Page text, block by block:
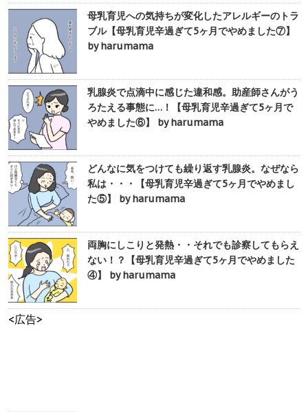
母乳育児への気持ちが変化したアレルギーのトラ
ブル【母乳育児辛過ぎて5ヶ月でやめました⑦】
by harumama
乳腺炎で点滴中に感じた違和感。助産師さんがう
ろたえる事態に…！【母乳育児辛過ぎて5ヶ月で
やめました⑥】 by harumama
どんなに気をつけても繰り返す乳腺炎。なぜなら
私は・・・【母乳育児辛過ぎて5ヶ月でやめまし
た⑤】 by harumama
両胸にしこりと発熱・・それでも診察してもらえ
ない！？【母乳育児辛過ぎて5ヶ月でやめました
④】 by harumama
<広告>